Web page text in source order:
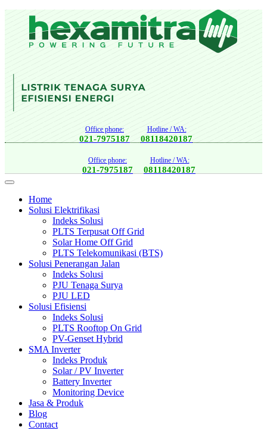
Office phone:
021-7975187
Hotline / WA:
08118420187
Office phone:
021-7975187
Hotline / WA:
08118420187
Home
Solusi Elektrifikasi
Indeks Solusi
PLTS Terpusat Off Grid
Solar Home Off Grid
PLTS Telekomunikasi (BTS)
Solusi Penerangan Jalan
Indeks Solusi
PJU Tenaga Surya
PJU LED
Solusi Efisiensi
Indeks Solusi
PLTS Rooftop On Grid
PV-Genset Hybrid
SMA Inverter
Indeks Produk
Solar / PV Inverter
Battery Inverter
Monitoring Device
Jasa & Produk
Blog
Contact